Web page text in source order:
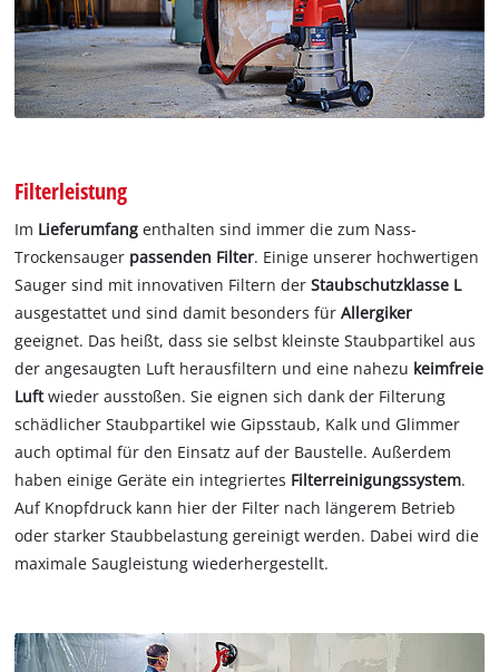
Filterleistung
Im Lieferumfangenthalten sind immer die zum Nass-
Trockensauger passenden Filter. Einige unserer hochwertigen
Sauger sind mit innovativen Filtern derStaubschutzklasse L
ausgestattet und sind damit besonders fürAllergiker
geeignet. Das heißt, dass sie selbst kleinste Staubpartikel aus
der angesaugten Luft herausfiltern und eine nahezu keimfreie
Luftwieder ausstoßen. Sie eignen sich dank der Filterung
schädlicher Staubpartikel wie Gipsstaub, Kalk und Glimmer
auch optimal für den Einsatz auf der Baustelle. Außerdem
haben einige Geräte ein integriertes Filterreinigungssystem.
Auf Knopfdruck kann hier der Filter nach längerem Betrieb
oder starker Staubbelastung gereinigt werden. Dabei wird die
maximale Saugleistung wiederhergestellt.